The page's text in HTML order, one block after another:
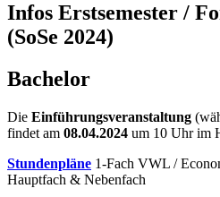
Infos Erstsemester /
(SoSe 2024)
Bachelor
Die Einführungsveranstaltung
findet am 08.04.2024 um 10 Uhr im
Stundenpläne 1-Fach VWL /
Hauptfach & Nebenfach